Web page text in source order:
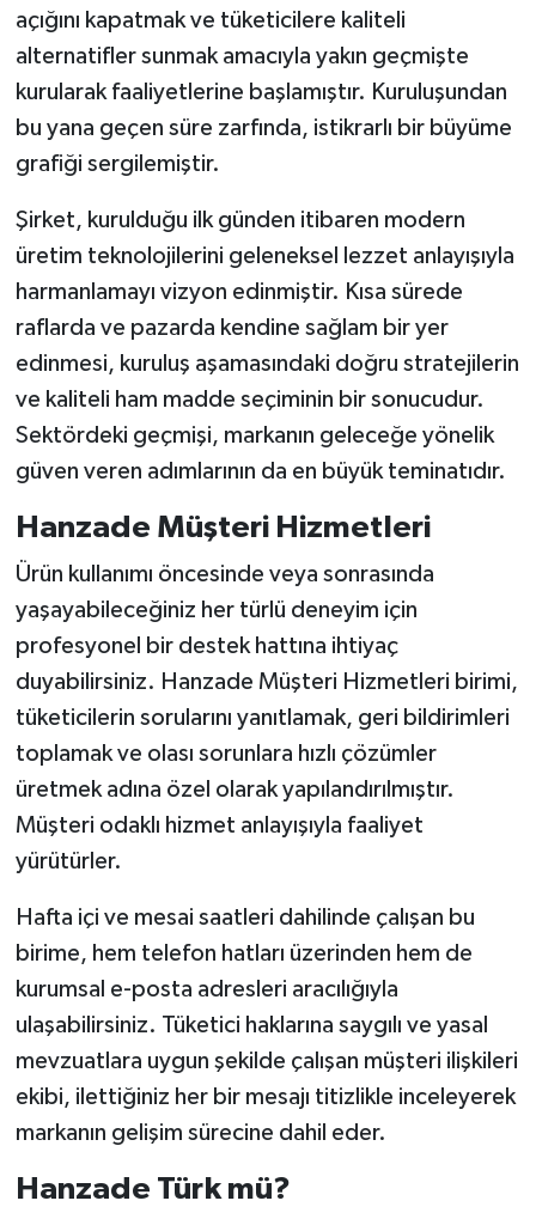
açığını kapatmak ve tüketicilere kaliteli
alternatifler sunmak amacıyla yakın geçmişte
kurularak faaliyetlerine başlamıştır. Kuruluşundan
bu yana geçen süre zarfında, istikrarlı bir büyüme
grafiği sergilemiştir.
Şirket, kurulduğu ilk günden itibaren modern
üretim teknolojilerini geleneksel lezzet anlayışıyla
harmanlamayı vizyon edinmiştir. Kısa sürede
raflarda ve pazarda kendine sağlam bir yer
edinmesi, kuruluş aşamasındaki doğru stratejilerin
ve kaliteli ham madde seçiminin bir sonucudur.
Sektördeki geçmişi, markanın geleceğe yönelik
güven veren adımlarının da en büyük teminatıdır.
Hanzade Müşteri Hizmetleri
Ürün kullanımı öncesinde veya sonrasında
yaşayabileceğiniz her türlü deneyim için
profesyonel bir destek hattına ihtiyaç
duyabilirsiniz. Hanzade Müşteri Hizmetleri birimi,
tüketicilerin sorularını yanıtlamak, geri bildirimleri
toplamak ve olası sorunlara hızlı çözümler
üretmek adına özel olarak yapılandırılmıştır.
Müşteri odaklı hizmet anlayışıyla faaliyet
yürütürler.
Hafta içi ve mesai saatleri dahilinde çalışan bu
birime, hem telefon hatları üzerinden hem de
kurumsal e-posta adresleri aracılığıyla
ulaşabilirsiniz. Tüketici haklarına saygılı ve yasal
mevzuatlara uygun şekilde çalışan müşteri ilişkileri
ekibi, ilettiğiniz her bir mesajı titizlikle inceleyerek
markanın gelişim sürecine dahil eder.
Hanzade Türk mü?